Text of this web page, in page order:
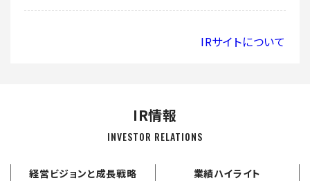
IRサイトについて
IR情報
INVESTOR RELATIONS
経営ビジョンと成長戦略 業績ハイライト